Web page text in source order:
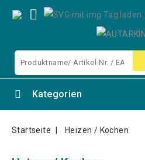

Kategorien
Startseite Heizen / Kochen